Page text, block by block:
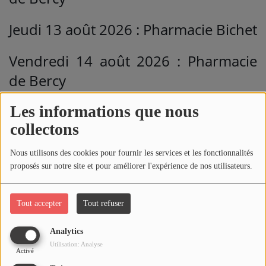
Les informations que nous
collectons
Nous utilisons des cookies pour fournir les services et les fonctionnalités
proposés sur notre site et pour améliorer l'expérience de nos utilisateurs.
Tout accepter Tout refuser
Analytics
Activé
Utilisation: Analyse
Jeudi 13 août 2026 : Pharmacie Bichet
Vendredi 14 août 2026 : Pharmacie
de Bercy
Samedi 15 août 2026 : Pharmacie de
la Poste
Dimanche 16 août 2026 : Pharmacie
des Arcades
Lundi 17 août 2026 : Pharmacie des
Champins